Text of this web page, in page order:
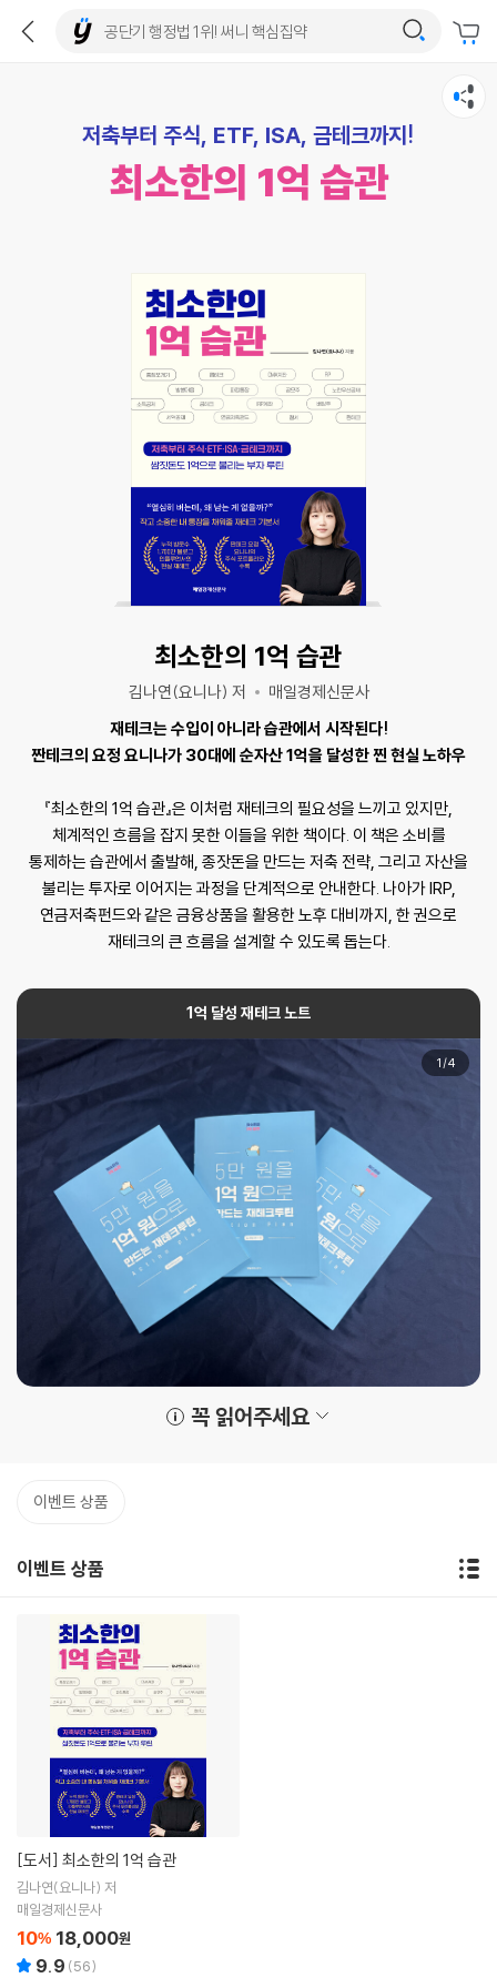
저축부터 주식, ETF, ISA, 금테크까지!
최소한의 1억 습관
최소한의 1억 습관
김나연(요니나) 저
매일경제신문사
재테크는 수입이 아니라 습관에서 시작된다!
짠테크의 요정 요니나가 30대에 순자산 1억을 달성한 찐 현실 노하우
『최소한의 1억 습관』은 이처럼 재테크의 필요성을 느끼고 있지만,
체계적인 흐름을 잡지 못한 이들을 위한 책이다. 이 책은 소비를
통제하는 습관에서 출발해, 종잣돈을 만드는 저축 전략, 그리고 자산을
불리는 투자로 이어지는 과정을 단계적으로 안내한다. 나아가 IRP,
연금저축펀드와 같은 금융상품을 활용한 노후 대비까지, 한 권으로
재테크의 큰 흐름을 설계할 수 있도록 돕는다.
1억 달성 재테크 노트
1/4
꼭 읽어주세요
이벤트 상품
이벤트 상품
[도서] 최소한의 1억 습관
김나연(요니나) 저
매일경제신문사
10% 18,000원
9.9 (56)